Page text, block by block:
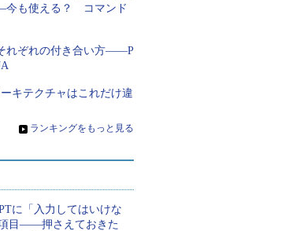
も使える？ コマンド
れぞれの付き合い方――P
キテクチャはこれだけ違
» ランキングをもっと見る
に「入力してはいけな
目――押さえておきた